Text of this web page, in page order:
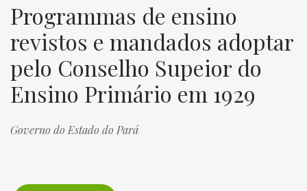
Programmas de ensino
revistos e mandados adoptar
pelo Conselho Supeior do
Ensino Primário em 1929
Governo do Estado do Pará